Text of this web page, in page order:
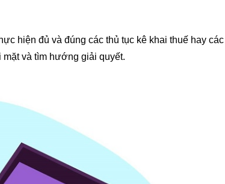
hiện đủ và đúng các thủ tục kê khai thuế hay
mặt và tìm hướng giải quyết.